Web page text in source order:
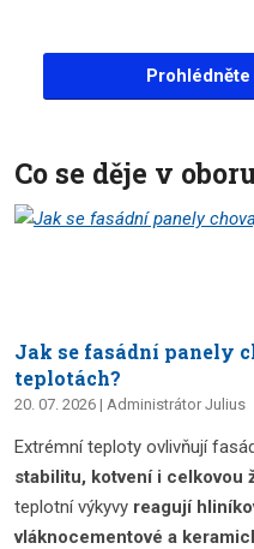
Co se děje v
Jak se fasádní panely
teplotách?
20. 07. 2026 Administrátor Julius
Extrémní teploty ovlivňují
stabilitu, kotvení i celkovou
teplotní výkyvy reagují
vláknocementové a